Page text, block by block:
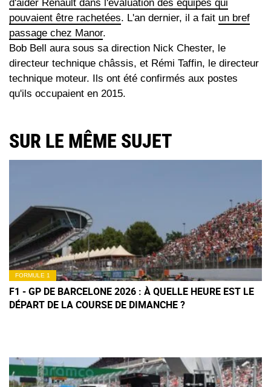
d'aider Renault dans l'évaluation des équipes qui
pouvaient être rachetées. L'an dernier, il a fait un bref
passage chez Manor.
Bob Bell aura sous sa direction Nick Chester, le
directeur technique châssis, et Rémi Taffin, le directeur
technique moteur. Ils ont été confirmés aux postes
qu'ils occupaient en 2015.
SUR LE MÊME SUJET
FORMULE 1
F1 - GP DE BARCELONE 2026 : À QUELLE HEURE EST LE
DÉPART DE LA COURSE DE DIMANCHE ?